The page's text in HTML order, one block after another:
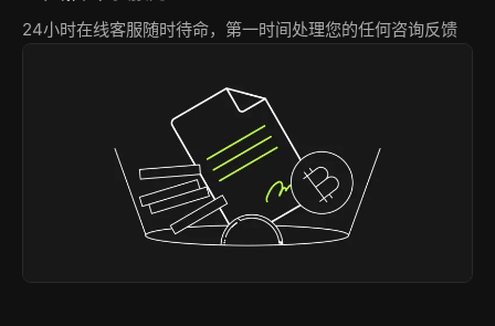
24小时在线客服随时待命，第一时间处理您的任何咨询反馈